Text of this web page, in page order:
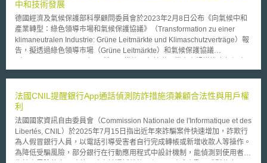
盜版行為時，會發出不同程度的6次警告。至於Six Strikes系統運作方式，
係由各網路服務提供者自行決定要採取可有效打擊網路盜版的方式。目前美
國5大網路服務提供者中，除Comcast及Cablevision以外，其它3個網路服
務提供者已公開Six Strikes警告措施內容。 基本上，第1、2次警告屬於
「通知(notice)」，僅利用電子郵件或電話通知使用者已侵害著作權；第3、
4次警告屬「承認(acknowledgement)」，即利用彈跳視窗(pop-up)告知使
息之彈跳視窗方可進入其欲瀏覽的網站，使用者若點選視窗則視為其承認本
服務提供者會讓使用者感受到上網速度變慢，或是直到使用者上完著作權教
育課程前，不讓其進入常瀏覽的網站等措施，而使用者亦可對網路服務提供
者採取的措施提出異議。 但仍有論者對此提出不同看法，諸如若使用
者利用虛擬私人網路(VPN)或非BitTorrent之檔案共享形式，分享檔案，即可
迴避Six Strikes系統，或有論者認為侵權與否應由法院判斷，而非由網路服
提供者逕行判斷等質疑，此一系統後續發展有待進一步關注。
中和技術發展
德國經濟及氣候保護部科學顧問委員會於2023年2月8日公布《向氣候中和
產業轉型：綠色領導市場和氣候保護協議》（Transformation zu einer
klimaneutralen Industrie: Grüne Leitmärkte und Klimaschutzverträge）報
告，擬透過綠色領導市場（Grüne Leitmärkte）和氣候保護協議
和⽣產技術。 科學顧問委員會指出，目前僅靠碳定價已無法調整在氣候保
候友好型技術投資上缺乏經濟效益，因此政府需要採取額外措施來實現基礎
工業的氣候中和。 綠⾊領導市場則是國家建立或支持以氣候中和⽅式⽣產
的原物料（例如綠⾊鋼鐵）的市場，政府採購中可優先使⽤綠⾊原料，也可
以透過監管措施，規定私⼈和企業在⼀定範圍內只能使⽤含有⼀定⽐例綠⾊
原料的產品。氣候保護協議則是國家與企業間，就⽣產氣候友好型產品簽訂
契約，保證企業將獲得15年的補償⾦，以補償採行氣候中和⽣產術所產生較
⾼的成本，同時亦保護企業免受碳定價波動和其他⾵險的影響。
法國CNIL提醒銀行App通話偵測防詐措施須兼顧合法性與用戶權
利
法國國家資訊自由委員會（Commission Nationale de l'Informatique et des
Libertés, CNIL）於2025年7月15日指出近年來詐騙案件快速增加，詐欺行
為人假冒銀行人員，以電話引導受害者自行完成轉帳或新增收款人等操作。
為降低受騙風險，部分銀行在行動應用程式中設計機制，能偵測到使用者操